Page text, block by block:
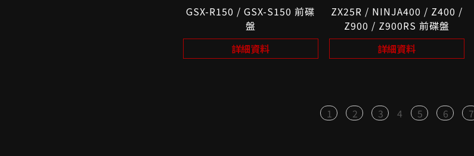
GSX-R150 / GSX-S150 前碟
盤
詳細資料
ZX25R / NINJA400 / Z400 /
Z900 / Z900RS 前碟盤
詳細資料
1 2 3 4 5 6 7